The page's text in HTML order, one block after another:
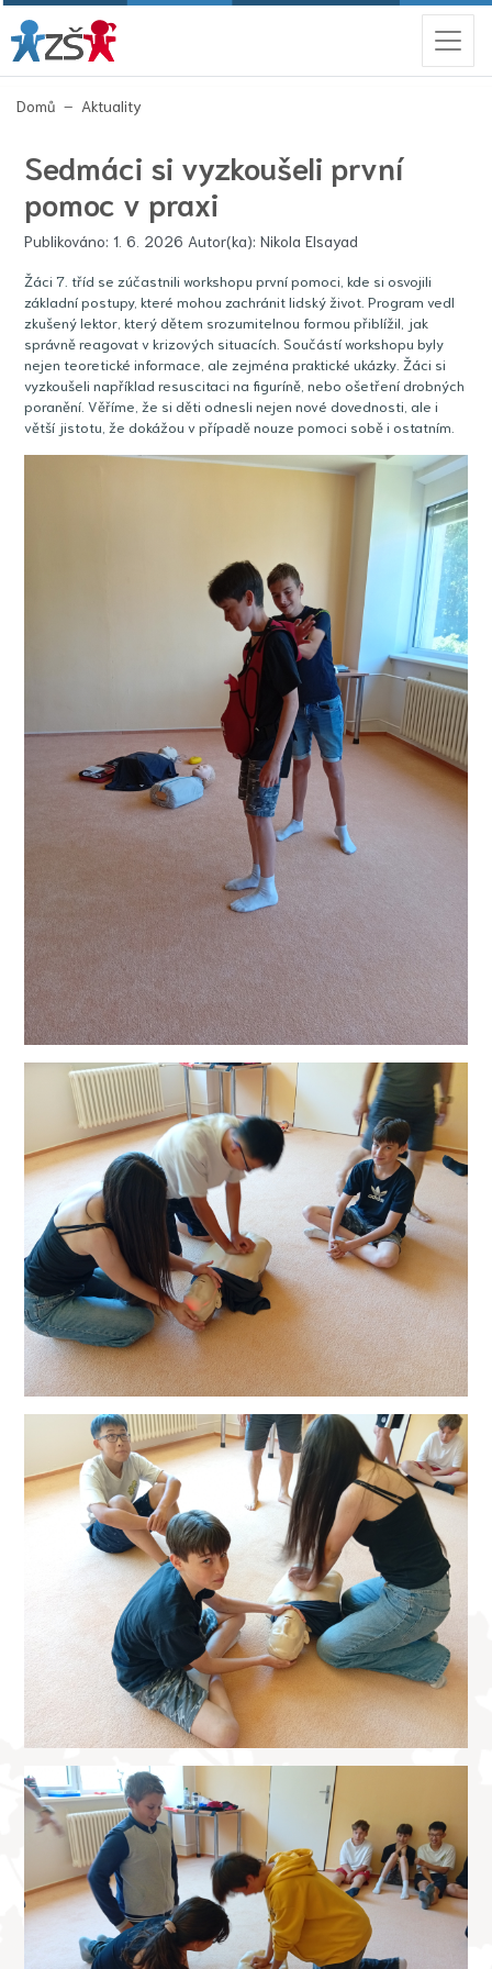
Domů Aktuality
Sedmáci si vyzkoušeli první
pomoc v praxi
Publikováno: 1. 6. 2026 Autor(ka): Nikola Elsayad
Žáci 7. tříd se zúčastnili workshopu první pomoci, kde si osvojili
základní postupy, které mohou zachránit lidský život. Program vedl
zkušený lektor, který dětem srozumitelnou formou přiblížil, jak
správně reagovat v krizových situacích. Součástí workshopu byly
nejen teoretické informace, ale zejména praktické ukázky. Žáci si
vyzkoušeli například resuscitaci na figuríně, nebo ošetření drobných
poranění. Věříme, že si děti odnesli nejen nové dovednosti, ale i
větší jistotu, že dokážou v případě nouze pomoci sobě i ostatním.